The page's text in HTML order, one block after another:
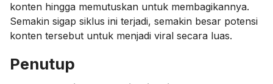
konten hingga memutuskan untuk membagikannya.
Semakin sigap siklus ini terjadi, semakin besar potensi
konten tersebut untuk menjadi viral secara luas.
Penutup